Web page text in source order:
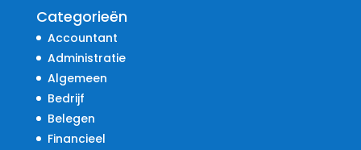
Categorieën
Accountant
Administratie
Algemeen
Bedrijf
Belegen
Financieel